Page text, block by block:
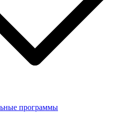
программы